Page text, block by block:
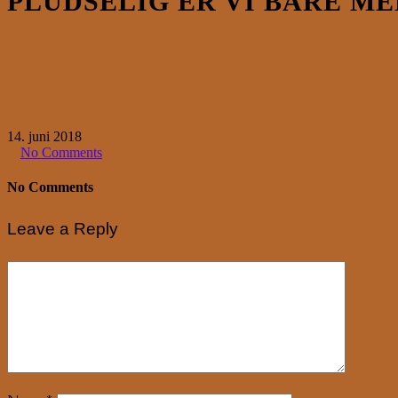
14. juni 2018
No Comments
No Comments
Leave a Reply